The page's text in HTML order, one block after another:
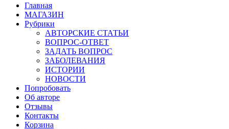
Главная
МАГАЗИН
Рубрики
АВТОРСКИЕ СТАТЬИ
ВОПРОС-ОТВЕТ
ЗАДАТЬ ВОПРОС
ЗАБОЛЕВАНИЯ
ИСТОРИИ
НОВОСТИ
Попробовать
Об авторе
Отзывы
Контакты
Корзина